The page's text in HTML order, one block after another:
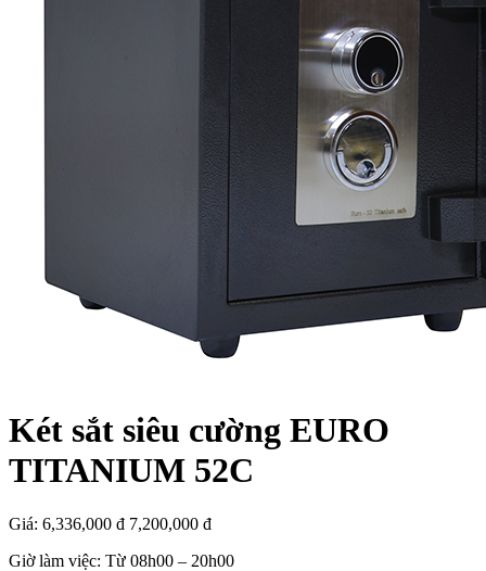
Két sắt siêu cường EURO
TITANIUM 52C
Giá: 6,336,000 đ 7,200,000 đ
Giờ làm việc: Từ 08h00 – 20h00